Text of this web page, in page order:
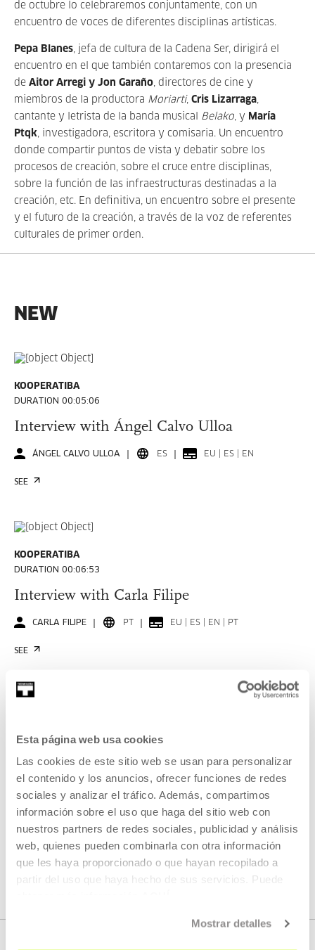
Esta página web usa cookies
Las cookies de este sitio web se usan para personalizar
el contenido y los anuncios, ofrecer funciones de redes
sociales y analizar el tráfico. Además, compartimos
información sobre el uso que haga del sitio web con
nuestros partners de redes sociales, publicidad y análisis
web, quienes pueden combinarla con otra información
que les haya proporcionado o que hayan recopilado a
partir del uso que haya hecho de sus servicios. Puede
Mostrar detalles
de octubre lo celebraremos conjuntamente, con un
encuentro de voces de diferentes disciplinas artísticas.
Pepa Blanes, jefa de cultura de la Cadena Ser, dirigirá el
encuentro en el que también contaremos con la presencia
de Aitor Arregi y Jon Garaño, directores de cine y
miembros de la productora Moriarti, Cris Lizarraga,
cantante y letrista de la banda musical Belako, y María
Ptqk, investigadora, escritora y comisaria. Un encuentro
donde compartir puntos de vista y debatir sobre los
procesos de creación, sobre el cruce entre disciplinas,
sobre la función de las infraestructuras destinadas a la
creación, etc. En definitiva, un encuentro sobre el presente
y el futuro de la creación, a través de la voz de referentes
culturales de primer orden.
NEW
KOOPERATIBA
DURATION 00:05:06
Interview with Ángel Calvo Ulloa
ÁNGEL CALVO ULLOA ES EU | ES | EN
SEE
KOOPERATIBA
DURATION 00:06:53
Interview with Carla Filipe
CARLA FILIPE PT EU | ES | EN | PT
SEE
DURATION 00:06:49
Interview with Taxio Ardanaz
TAXIO ARDANAZ ES EU | ES | EN
SEE ALL CONTENT